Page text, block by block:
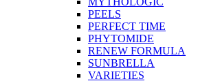
PEELS
PERFECT TIME
PHYTOMIDE
RENEW FORMULA
SUNBRELLA
VARIETIES